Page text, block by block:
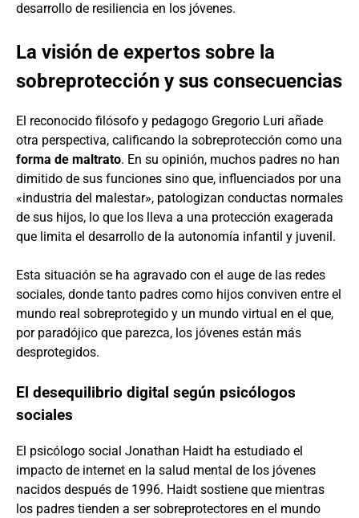
desarrollo de resiliencia en los jóvenes.
La visión de expertos sobre la
sobreprotección y sus consecuencias
El reconocido filósofo y pedagogo Gregorio Luri añade
otra perspectiva, calificando la sobreprotección como una
forma de maltrato. En su opinión, muchos padres no han
dimitido de sus funciones sino que, influenciados por una
«industria del malestar», patologizan conductas normales
de sus hijos, lo que los lleva a una protección exagerada
que limita el desarrollo de la autonomía infantil y juvenil.
Esta situación se ha agravado con el auge de las redes
sociales, donde tanto padres como hijos conviven entre el
mundo real sobreprotegido y un mundo virtual en el que,
por paradójico que parezca, los jóvenes están más
desprotegidos.
El desequilibrio digital según psicólogos
sociales
El psicólogo social Jonathan Haidt ha estudiado el
impacto de internet en la salud mental de los jóvenes
nacidos después de 1996. Haidt sostiene que mientras
los padres tienden a ser sobreprotectores en el mundo